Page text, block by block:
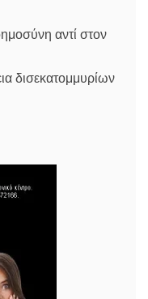
αντί στον
δισεκατομμυρίων